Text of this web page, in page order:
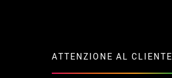
ATTENZIONE AL CLIENTE